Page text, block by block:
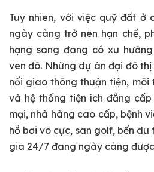
Tuy nhiên, với việc quỹ đất ở
ngày càng trở nên hạn chế,
hạng sang đang có xu
ven đô. Những dự án đại đô
nối giao thông thuận tiện, môi
và hệ thống tiện ích đẳng
mại, nhà hàng cao cấp, bệnh
hồ bơi vô cực, sân golf, bến
gia 24/7 đang ngày càng